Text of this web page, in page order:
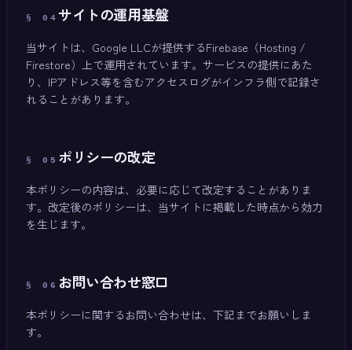
§ 04 サイトの運用基盤
当サイトは、Google LLCが提供するFirebase（Hosting /
Firestore）上で運用されています。サービスの提供にあた
り、IPアドレス等を含むアクセスログがインフラ側で記録さ
れることがあります。
§ 05 ポリシーの改定
本ポリシーの内容は、必要に応じて改定することがありま
す。改定後のポリシーは、当サイトに掲載した時点から効力
を生じます。
§ 06 お問い合わせ窓口
本ポリシーに関するお問い合わせは、下記までお願いしま
す。